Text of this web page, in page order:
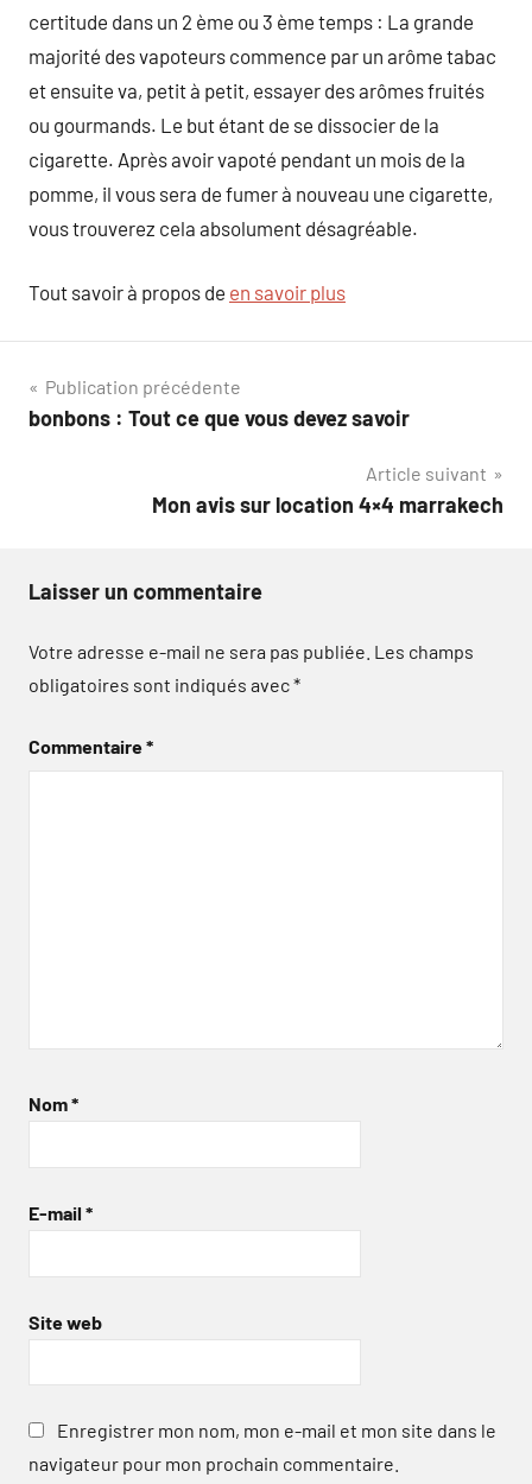
certitude dans un 2 ème ou 3 ème temps : La grande
majorité des vapoteurs commence par un arôme tabac
et ensuite va, petit à petit, essayer des arômes fruités
ou gourmands. Le but étant de se dissocier de la
cigarette. Après avoir vapoté pendant un mois de la
pomme, il vous sera de fumer à nouveau une cigarette,
vous trouverez cela absolument désagréable.
Tout savoir à propos de en savoir plus
Navigation
de
Publication précédente
bonbons : Tout ce que vous devez savoir
Article suivant
Mon avis sur location 4×4 marrakech
Laisser un commentaire
Votre adresse e-mail ne sera pas publiée. Les champs
obligatoires sont indiqués avec*
Commentaire*
Nom*
E-mail *
Site web
Enregistrer mon nom, mon e-mail et mon site dans le
navigateur pour mon prochain commentaire.